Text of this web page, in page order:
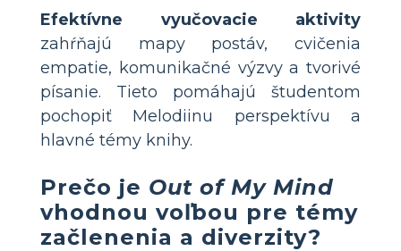
Efektívne vyučovacie aktivity
zahŕňajú mapy postáv, cvičenia
empatie, komunikačné výzvy a tvorivé
písanie. Tieto pomáhajú študentom
pochopiť Melodiinu perspektívu a
hlavné témy knihy.
Prečo je Out of My Mind
vhodnou voľbou pre témy
začlenenia a diverzity?